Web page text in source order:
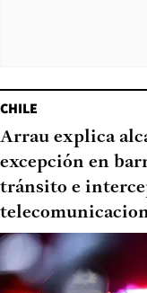
CHILE
Arrau explica
excepción en
tránsito e